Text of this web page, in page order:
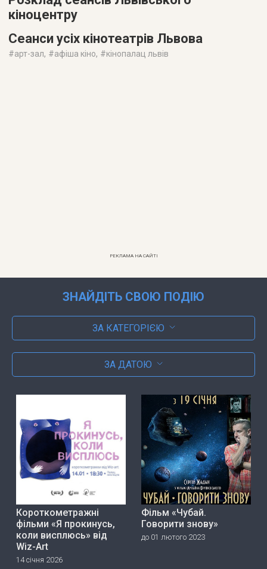
кіноцентру
Сеанси усіх кінотеатрів Львова
#арт-зал, #афіша кіно, #кінопалац львів
РЕКЛАМА НА САЙТІ
ЗНАЙДІТЬ СВОЮ ПОДІЮ
ЗА КАТЕГОРІЄЮ
ЗА ДАТОЮ
Короткометражні
фільми «Я прокинусь,
коли висплюсь» від
Wiz-Art
14 січня 2026
Фільм «Чубай.
Говорити знову»
до 01 лютого 2023